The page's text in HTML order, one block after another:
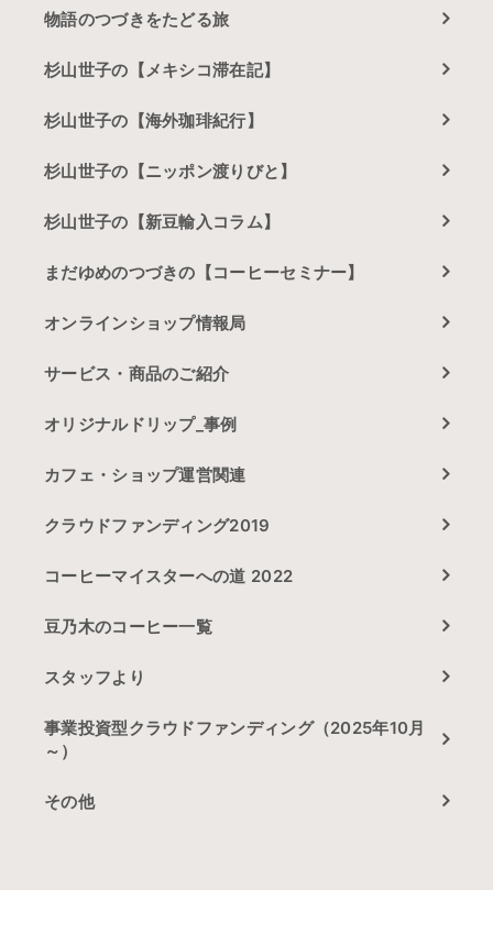
物語のつづきをたどる旅
杉山世子の【メキシコ滞在記】
杉山世子の【海外珈琲紀行】
杉山世子の【ニッポン渡りびと】
杉山世子の【新豆輸入コラム】
まだゆめのつづきの【コーヒーセミナー】
オンラインショップ情報局
サービス・商品のご紹介
オリジナルドリップ_事例
カフェ・ショップ運営関連
クラウドファンディング2019
コーヒーマイスターへの道 2022
豆乃木のコーヒー一覧
スタッフより
事業投資型クラウドファンディング（2025年10月
～）
その他